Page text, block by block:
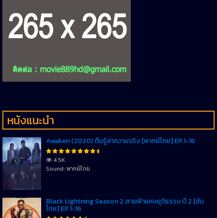
หนังแนะนำ
Awaken (2020) ตื่นรู้ล่าความจริง [พากย์ไทย] EP.1-16
4.5K
Sound: พากย์ไทย
Black Lightning Season 2 สายฟ้าแห่งยุติธรรม ปี 2 [ซับ
ไทย] EP.1-16